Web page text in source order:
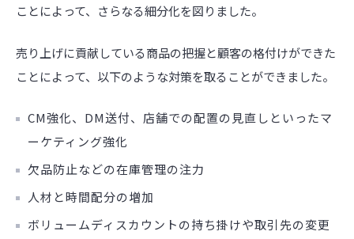
ことによって、さらなる細分化を図りました。
売り上げに貢献している商品の把握と顧客の格付けができた
ことによって、以下のような対策を取ることができました。
CM強化、DM送付、店舗での配置の見直しといったマ
ーケティング強化
欠品防止などの在庫管理の注力
人材と時間配分の増加
ボリュームディスカウントの持ち掛けや取引先の変更